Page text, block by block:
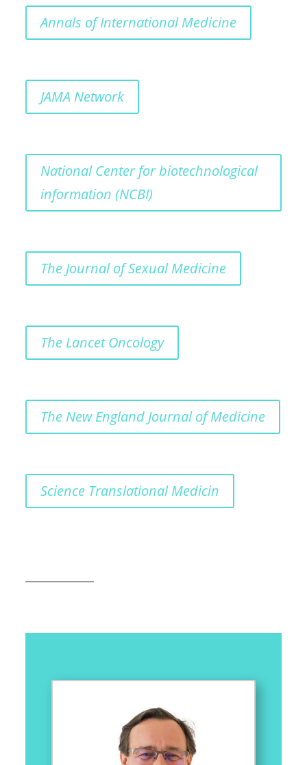
Annals of International Medicine
JAMA Network
National Center for biotechnological
information (NCBI)
The Journal of Sexual Medicine
The Lancet Oncology
The New England Journal of Medicine
Science Translational Medicin